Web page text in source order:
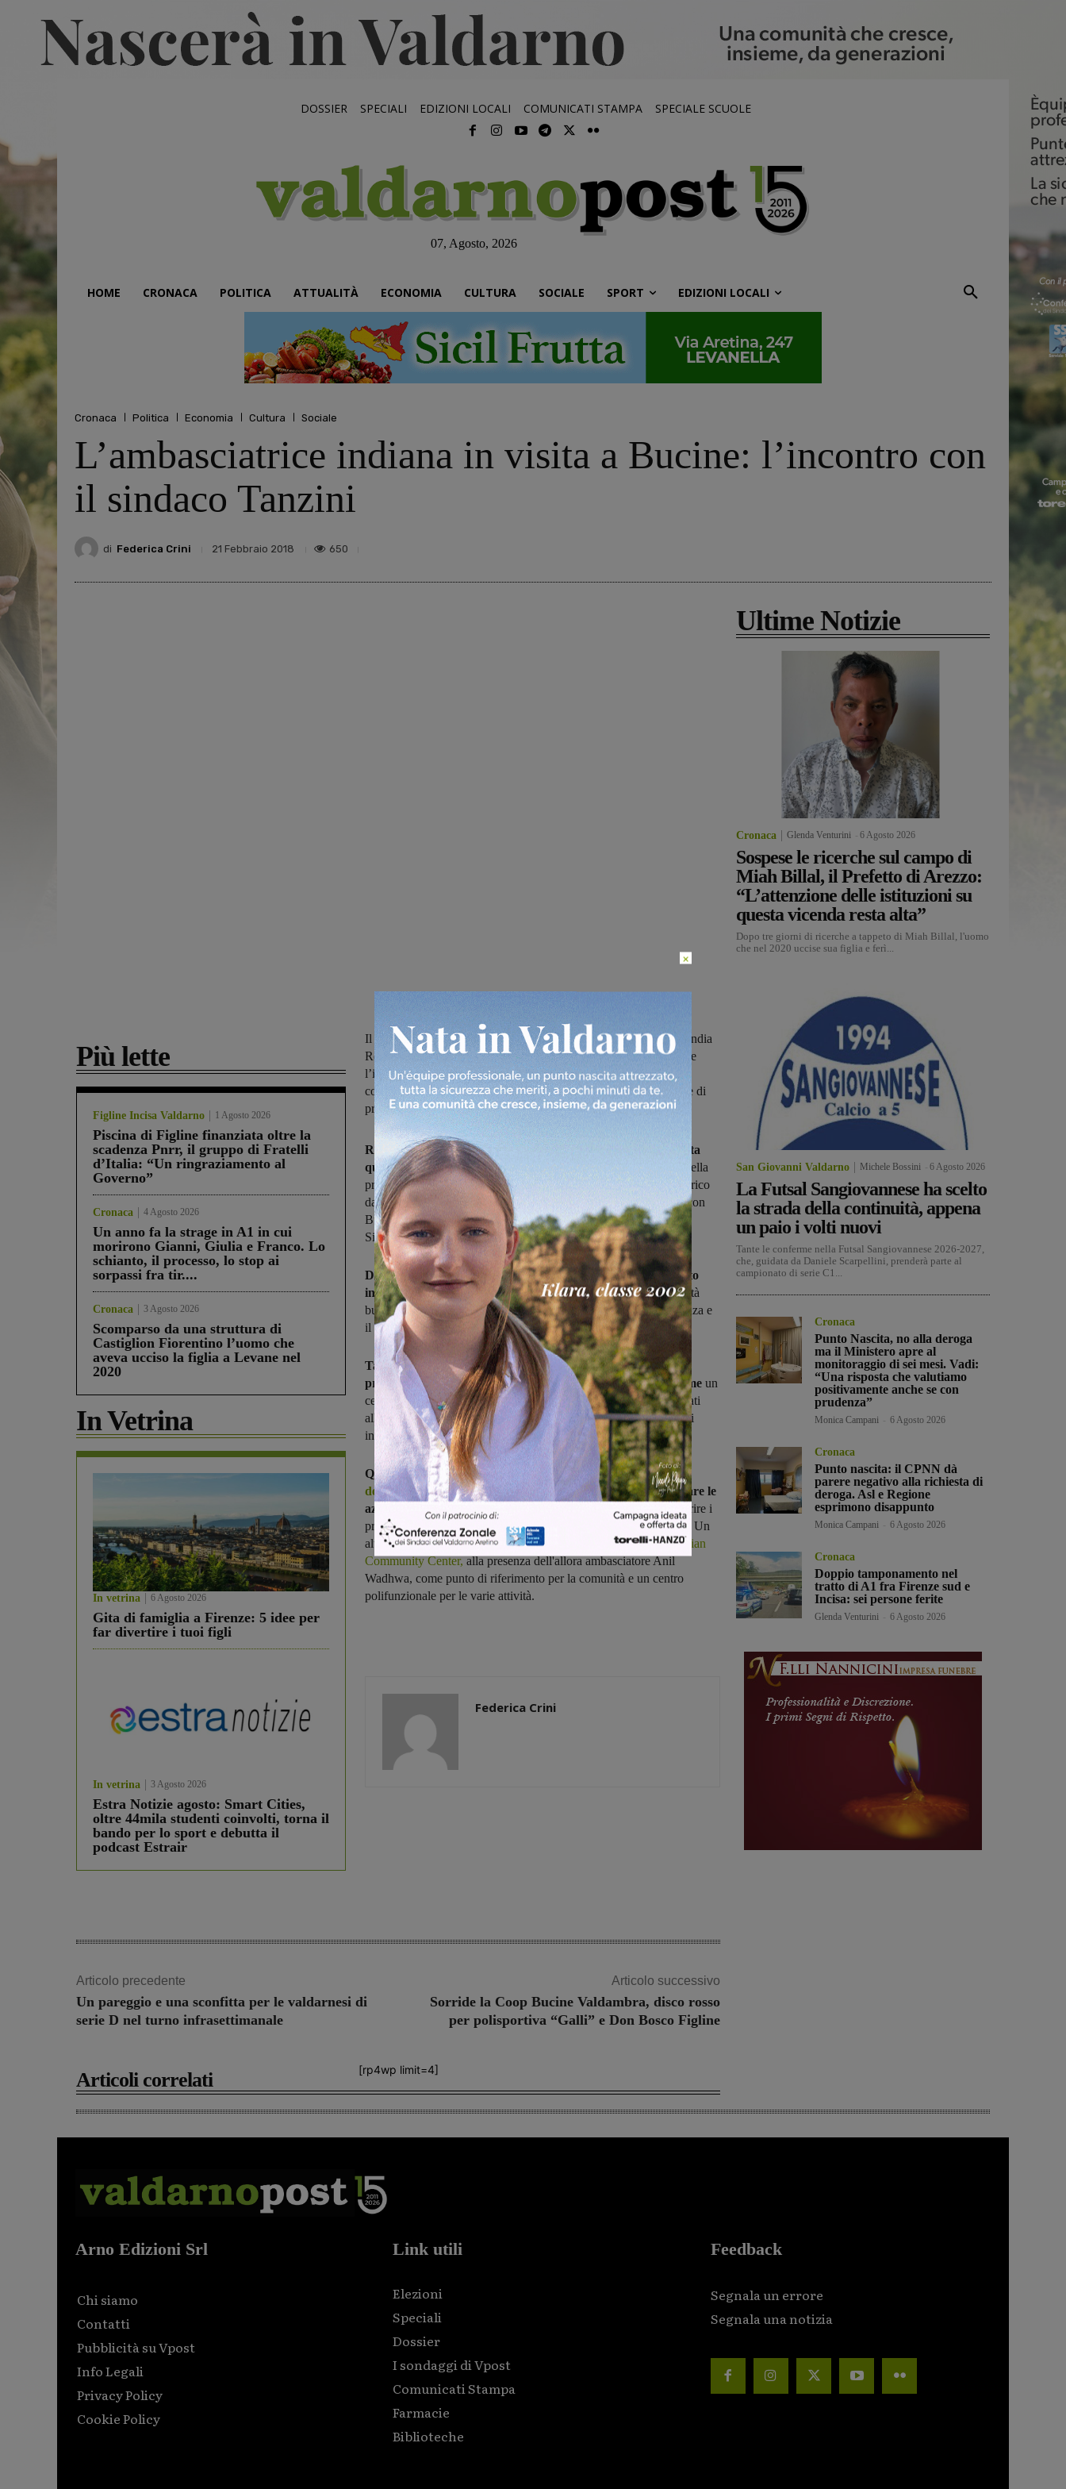
DOSSIER SPECIALI EDIZIONI LOCALI COMUNICATI STAMPA SPECIALE SCUOLE
07, Agosto, 2026
HOME CRONACA POLITICA ATTUALITÀ ECONOMIA CULTURA SOCIALE SPORT EDIZIONI LOCALI
Cronaca Politica Economia Cultura Sociale
L’ambasciatrice indiana in visita a Bucine: l’incontro con
il sindaco Tanzini
di Federica Crini 21 Febbraio 2018 650
Più lette
Figline Incisa Valdarno 1 Agosto 2026
Piscina di Figline finanziata oltre la
scadenza Pnrr, il gruppo di Fratelli
d’Italia: “Un ringraziamento al
Governo”
Cronaca 4 Agosto 2026
Un anno fa la strage in A1 in cui
morirono Gianni, Giulia e Franco. Lo
schianto, il processo, lo stop ai
sorpassi fra tir....
Cronaca 3 Agosto 2026
Scomparso da una struttura di
Castiglion Fiorentino l’uomo che
aveva ucciso la figlia a Levane nel
2020
In Vetrina
In vetrina 6 Agosto 2026
Gita di famiglia a Firenze: 5 idee per
far divertire i tuoi figli
In vetrina 3 Agosto 2026
Estra Notizie agosto: Smart Cities,
oltre 44mila studenti coinvolti, torna il
bando per lo sport e debutta il
podcast Estrair
Il primo cittadino ha ricevuto questa mattina l’ambasciatrice dell’India
Reenat Sandhu, che ha assunto l’incarico lo scorso luglio. Durante
l’incontro è stato sottolineato il legame tra l’amministrazione e la
comunità indiana, ben integrata nel territorio, oltre alla definizione di
proposte per incrementare questo rapporto
Reenat Sandhu,ambasciatrice d’India a Roma, è stata ricevuta
questa mattina a Bucine dal sindaco Pietro Tanzini.
Si tratta della
prima visita nel territorio per l’ambasciatrice che ha assunto l’incarico
dallo scorso luglio ed è stata l’occasione per rafforzare il legame con
Bucine e la comunità indiana del territorio, guidata da Balbir
Singh Pabla, che proseguono già da quattro anni.
Durante l’incontro, il primo cittadino di Bucine ha sottolineato
infatti come i cittadini indiani siano ben integratinella comunità
bucinese. L’ambasciatrice ha ringraziato il sindaco per l’accoglienza e
il rappresentante locale per il lavoro svolto.
Tanzini e la signora Sandhu hanno avuto modo di parlare di
progetti e proposte da attuare nel territorio e nelle scuole, come un
centro di medicina tradizionale indiana, una sezione di libri dedicati
alla cultura indiana nella biblioteca comunale, la visita di operatori
indiani sul territorio per scambi commerciali.
Questa collaborazione aveva già portato
un anno fa una
delegazione di importatori indiani
in Valdambra per incontrare le
aziende olivicole
e vitivinicole, con lo scopo di conoscere e scoprire i
prodotti locali per una possibile apertura verso il mercato indiano. Un
altro progetto inaugurato sempre nel 2017 a Bucineera stato l'Indian
Community Center,alla presenza dell'allora ambasciatore Anil
Wadhwa, come punto di riferimento per la comunità e un centro
polifunzionale per le varie attività.
Federica Crini
Articolo precedente
Un pareggio e una sconfitta per le valdarnesi di
serie D nel turno infrasettimanale
Articolo successivo
Sorride la Coop Bucine Valdambra, disco rosso
per polisportiva “Galli” e Don Bosco Figline
[rp4wp limit=4]
Articoli correlati
Ultime Notizie
Cronaca Glenda Venturini 6 Agosto 2026
Sospese le ricerche sul campo di
Miah Billal, il Prefetto di Arezzo:
“L’attenzione delle istituzioni su
questa vicenda resta alta”
Dopo tre giorni di ricerche a tappeto di Miah Billal, l'uomo
che nel 2020 uccise sua figlia e ferì...
San Giovanni Valdarno Michele Bossini 6 Agosto 2026
La Futsal Sangiovannese ha scelto
la strada della continuità, appena
un paio i volti nuovi
Tante le conferme nella Futsal Sangiovannese 2026-2027,
che, guidata da Daniele Scarpellini, prenderà parte al
campionato di serie C1...
Cronaca
Punto Nascita, no alla deroga
ma il Ministero apre al
monitoraggio di sei mesi. Vadi:
“Una risposta che valutiamo
positivamente anche se con
prudenza”
Monica Campani 6 Agosto 2026
Cronaca
Punto nascita: il CPNN dà
parere negativo alla richiesta di
deroga. Asl e Regione
esprimono disappunto
Monica Campani 6 Agosto 2026
Cronaca
Doppio tamponamento nel
tratto di A1 fra Firenze sud e
Incisa: sei persone ferite
Glenda Venturini 6 Agosto 2026
Arno Edizioni Srl
Chi siamo
Contatti
Pubblicità su Vpost
Info Legali
Privacy Policy
Cookie Policy
Link utili
Elezioni
Speciali
Dossier
I sondaggi di Vpost
Comunicati Stampa
Farmacie
Biblioteche
Feedback
Segnala un errore
Segnala una notizia
×